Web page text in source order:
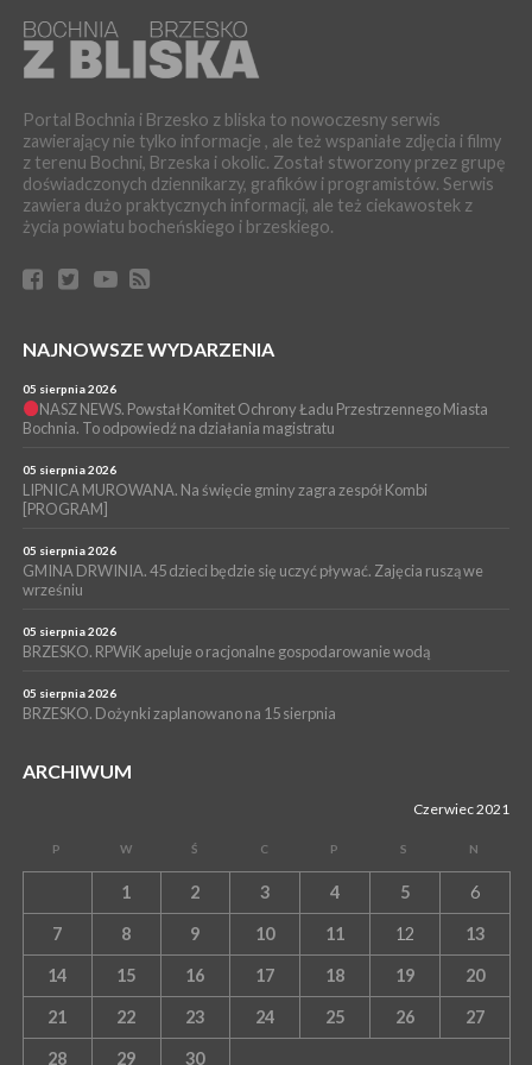
04 sierpnia 2026
BOCHNIA. Zmarł ks. Krzysztof Pikul przez wiele lat związany z
Parafią św. Mikołaja w Bochni
04 sierpnia 2026
BRZESKO. 77-letnia kobieta straciła 53 tys. zł, bo uwierzyła w
fikcyjny wypadek syna
WYDARZENIA
04 sierpnia 2026
BOCHNIA. Jechał bez zapiętych pasów i włączonych świateł.
Okazało się, że był pod wpływem amfetaminy
BOCHNIA. Dwaj ministrowie przyjechali do Chodenic, by
WYDARZENIA
03 sierpnia 2026
unieważnienia uchwały o nieudzieleniu absolutorium dla
Magdaleny Łacnej [WIDEO]
Portal Bochnia i Brzesko z bliska to nowoczesny serwis
zawierający nie tylko informacje , ale też wspaniałe zdjęcia i filmy
z terenu Bochni, Brzeska i okolic. Został stworzony przez grupę
doświadczonych dziennikarzy, grafików i programistów. Serwis
zawiera dużo praktycznych informacji, ale też ciekawostek z
życia powiatu bocheńskiego i brzeskiego.
NAJNOWSZE WYDARZENIA
05 sierpnia 2026
NASZ NEWS. Powstał Komitet Ochrony Ładu Przestrzennego Miasta
Bochnia. To odpowiedź na działania magistratu
05 sierpnia 2026
LIPNICA MUROWANA. Na święcie gminy zagra zespół Kombi
[PROGRAM]
05 sierpnia 2026
GMINA DRWINIA. 45 dzieci będzie się uczyć pływać. Zajęcia ruszą we
wrześniu
05 sierpnia 2026
BRZESKO. RPWiK apeluje o racjonalne gospodarowanie wodą
05 sierpnia 2026
BRZESKO. Dożynki zaplanowano na 15 sierpnia
ARCHIWUM
Czerwiec 2021
P W Ś C P S N
1 2 3 4 5 6
7 8 9 10 11 12 13
14 15 16 17 18 19 20
21 22 23 24 25 26 27
28 29 30